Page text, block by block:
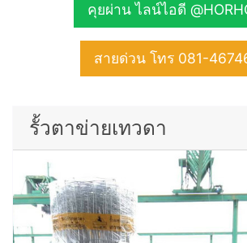
คุยผ่าน ไลน์ไอดี
สายด่วน โทร 081-
รั้วตาข่ายเทวดา